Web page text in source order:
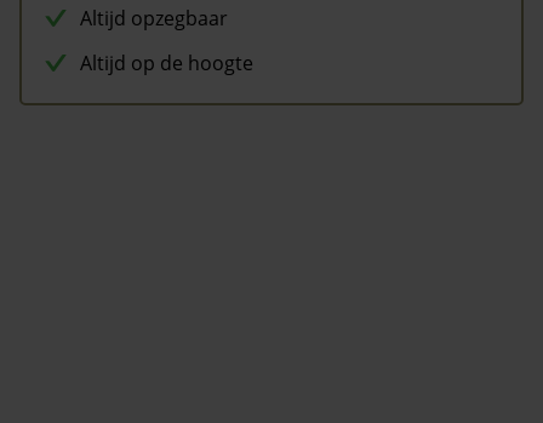
Altijd opzegbaar
Altijd op de hoogte